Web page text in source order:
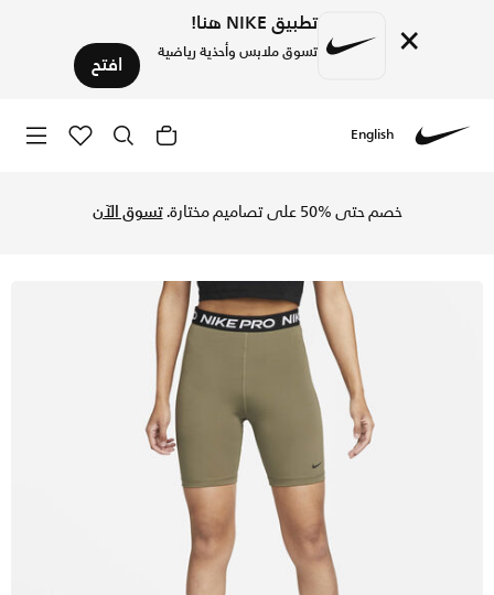
× تطبيق NIKE هنا!
تسوق ملابس وأحذية رياضية افتح
English
خصم حتى %50 على تصاميم مختارة. تسوق الآن